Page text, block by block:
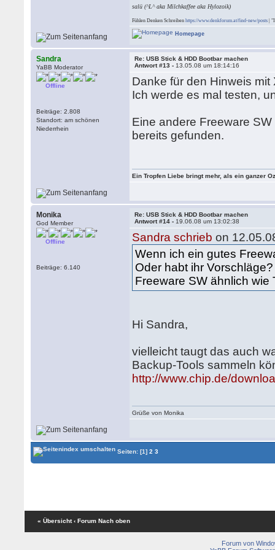
salü (^L^ aka Milchkaffee aka Hylozoik)
Fühlen Denken Schreibenhttps://www.denkforum.at/find-new/posts |
Homepage
Sandra
YaBB Moderator
Offline
Beiträge: 2.808
Standort: am schönen
Niederrhein
Re: USB Stick & HDD Bootbar machen
Antwort #13 - 13.05.08 um 18:14:16
Danke für den Hinweis mit
Ich werde es mal testen,
Eine andere Freeware
bereits gefunden.
Ein Tropfen Liebe bringt mehr, als ein ganzer
Monika
God Member
Offline
Beiträge: 6.140
Re: USB Stick & HDD Bootbar machen
Antwort #14 - 19.06.08 um 13:02:38
Sandra schrieb on
Wenn ich ein gutes
Oder habt ihr Vorschläge?
Freeware SW ähnlich wie
Hi Sandra,
vielleicht taugt das auch
Backup-Tools sammeln
http://www.chip.de/
Grüße von Monika
Seiten:[1] 2 3
« Übersicht ‹ Forum Nach oben
Forum von